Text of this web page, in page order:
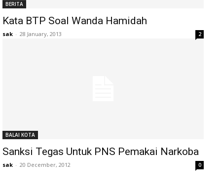
BERITA
Kata BTP Soal Wanda Hamidah
sak - 28 January, 2013 2
BALAI KOTA
Sanksi Tegas Untuk PNS Pemakai Narkoba
sak - 20 December, 2012 0